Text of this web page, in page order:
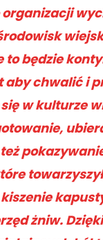
organizacji
to będzie
aby chwalić i
w kulturze
żniw.